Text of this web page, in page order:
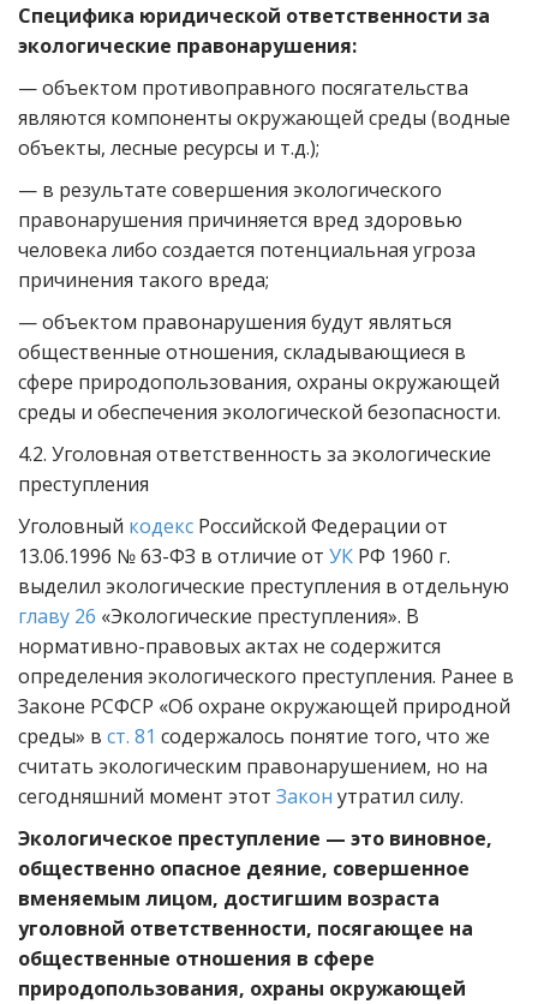
Специфика юридической ответственности за
экологические правонарушения:
— объектом противоправного посягательства
являются компоненты окружающей среды (водные
объекты, лесные ресурсы и т.д.);
— в результате совершения экологического
правонарушения причиняется вред здоровью
человека либо создается потенциальная угроза
причинения такого вреда;
— объектом правонарушения будут являться
общественные отношения, складывающиеся в
сфере природопользования, охраны окружающей
среды и обеспечения экологической безопасности.
4.2. Уголовная ответственность за экологические
преступления
Уголовный кодекс Российской Федерации от
13.06.1996 № 63-ФЗ в отличие от УК РФ 1960 г.
выделил экологические преступления в отдельную
главу 26 «Экологические преступления». В
нормативно-правовых актах не содержится
определения экологического преступления. Ранее в
Законе РСФСР «Об охране окружающей природной
среды» в ст. 81 содержалось понятие того, что же
считать экологическим правонарушением, но на
сегодняшний момент этот Закон утратил силу.
Экологическое преступление — это виновное,
общественно опасное деяние, совершенное
вменяемым лицом, достигшим возраста
уголовной ответственности, посягающее на
общественные отношения в сфере
природопользования, охраны окружающей